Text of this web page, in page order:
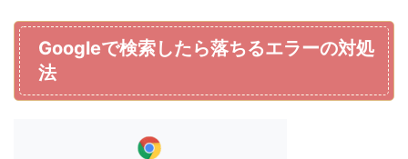
Googleで検索したら落ちるエラーの対処
法